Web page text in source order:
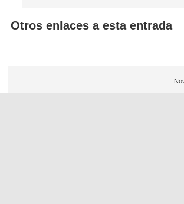
Otros enlaces a esta entrada